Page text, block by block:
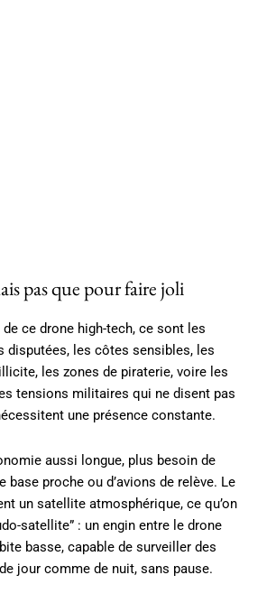
pas que pour faire joli
ce drone high-tech, ce sont les
disputées, les côtes sensibles, les
les zones de piraterie, voire les
tensions militaires qui ne disent pas
une présence constante.
aussi longue, plus besoin de
base proche ou d’avions de relève. Le
un satellite atmosphérique, ce qu’on
satellite” : un engin entre le drone
basse, capable de surveiller des
jour comme de nuit, sans pause.